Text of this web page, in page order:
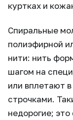
куртках и
Спиральные
полиэфирной
нити: нить
шагом на
или вплетают
строчками.
недорогие;